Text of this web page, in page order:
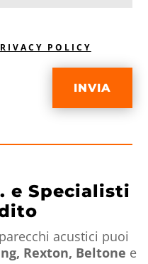
POLICY
INVIA
e Specialisti
acustici puoi
Rexton, Beltone e